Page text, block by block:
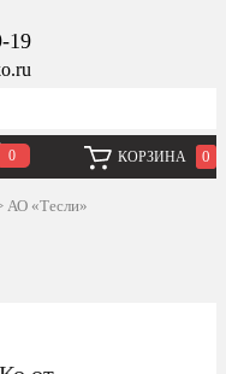
19
0 КОРЗИНА 0
АО «Тесли»